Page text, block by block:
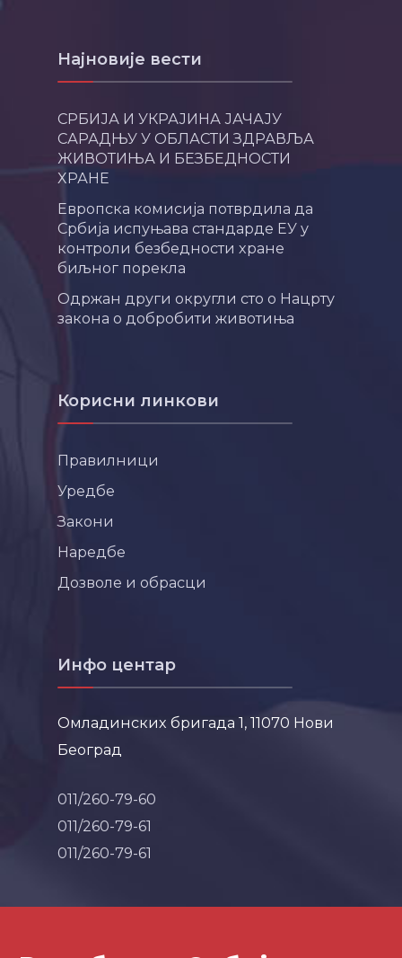
Најновије вести
СРБИЈА И УКРАЈИНА ЈАЧАЈУ
САРАДЊУ У ОБЛАСТИ ЗДРАВЉА
ЖИВОТИЊА И БЕЗБЕДНОСТИ
ХРАНЕ
Европска комисија потврдила да
Србија испуњава стандарде ЕУ у
контроли безбедности хране
биљног порекла
Одржан други округли сто о Нацрту
закона о добробити животиња
Корисни линкови
Правилници
Уредбе
Закони
Наредбе
Дозволе и обрасци
Инфо центар
Омладинских бригада 1, 11070 Нови
Београд
011/260-79-60
011/260-79-61
011/260-79-61